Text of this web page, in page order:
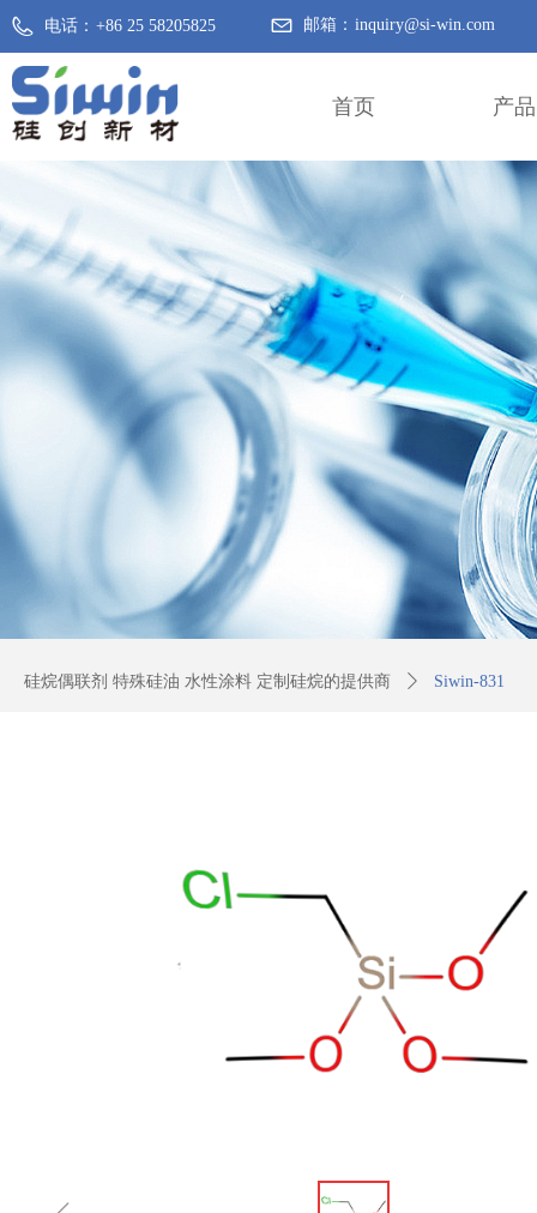
首页 产品
电话： +86 25 58205825 邮箱： inquiry@si-win.com
硅烷偶联剂 特殊硅油 水性涂料 定制硅烷的提供商 ꄲ Siwin-831